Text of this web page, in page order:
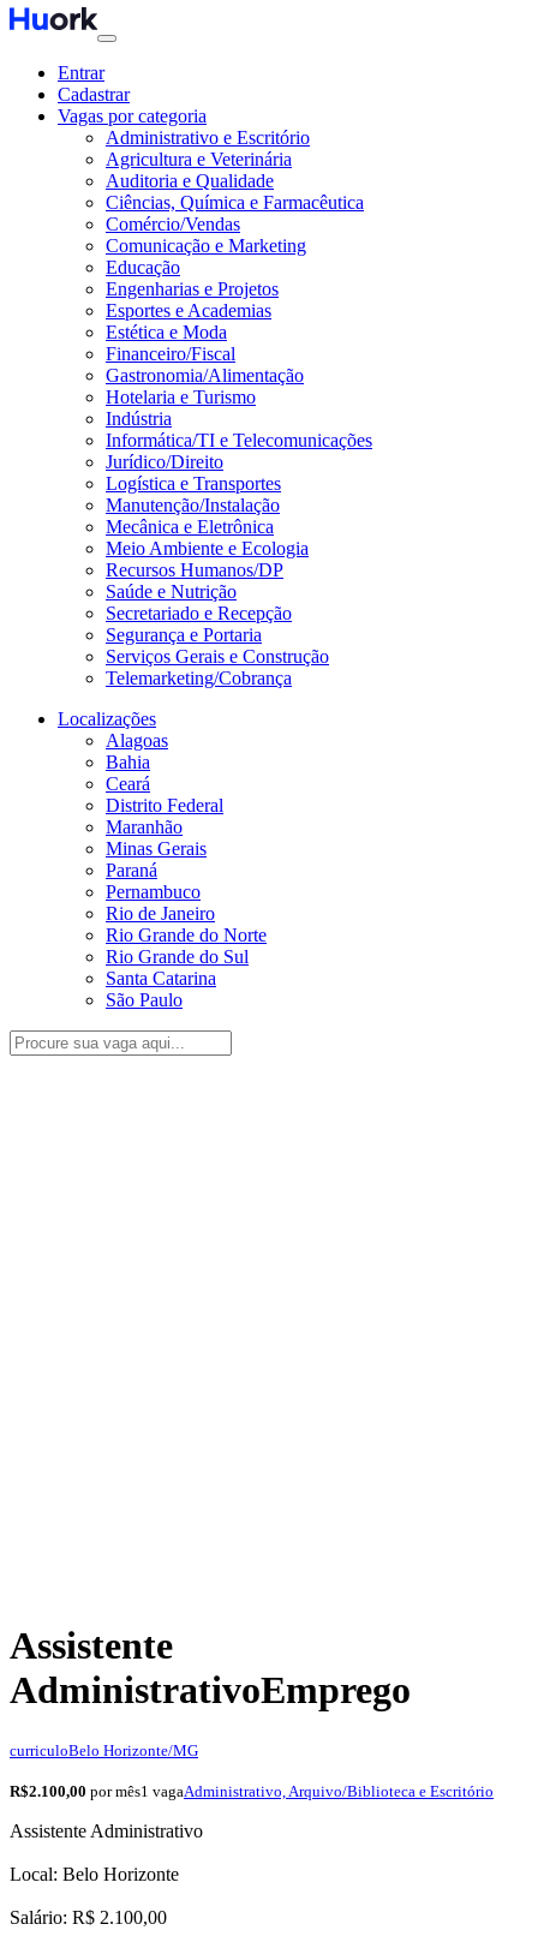
Entrar
Cadastrar
Vagas por categoria
Administrativo e Escritório
Agricultura e Veterinária
Auditoria e Qualidade
Ciências, Química e Farmacêutica
Comércio/Vendas
Comunicação e Marketing
Educação
Engenharias e Projetos
Esportes e Academias
Estética e Moda
Financeiro/Fiscal
Gastronomia/Alimentação
Hotelaria e Turismo
Indústria
Informática/TI e Telecomunicações
Jurídico/Direito
Logística e Transportes
Manutenção/Instalação
Mecânica e Eletrônica
Meio Ambiente e Ecologia
Recursos Humanos/DP
Saúde e Nutrição
Secretariado e Recepção
Segurança e Portaria
Serviços Gerais e Construção
Telemarketing/Cobrança
Localizações
Alagoas
Bahia
Ceará
Distrito Federal
Maranhão
Minas Gerais
Paraná
Pernambuco
Rio de Janeiro
Rio Grande do Norte
Rio Grande do Sul
Santa Catarina
São Paulo
Assistente
AdministrativoEmprego
curriculoBelo Horizonte/MG
R$2.100,00 por mês1 vagaAdministrativo, Arquivo/Biblioteca e Escritório
Assistente Administrativo
Local: Belo Horizonte
Salário: R$ 2.100,00